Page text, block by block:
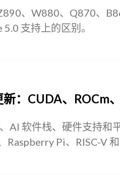
、W880、Q870、
支持上的区别。
：CUDA、ROCm
AI 软件栈、硬件支持和
Pi、RISC-V 和